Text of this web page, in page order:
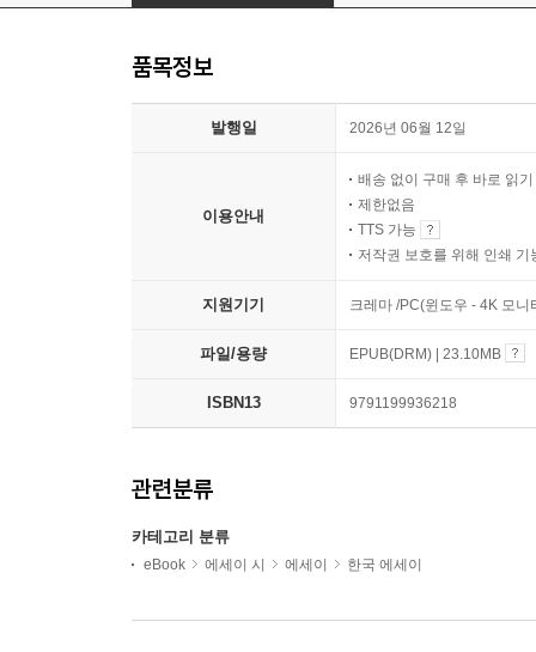
품목정보
발행일 2026년 06월 12일
이용안내
배송 없이 구매 후 바로 읽기
제한없음
TTS 가능
저작권 보호를 위해 인쇄 기
지원기기 크레마 /PC(윈도우 - 4K 모
파일/용량 EPUB(DRM) | 23.10MB
ISBN13 9791199936218
관련분류
카테고리 분류
eBook 에세이 시 에세이 한국 에세이